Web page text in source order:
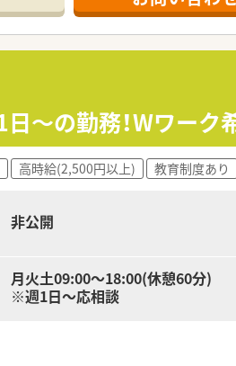
店舗を運営しております。
っしゃいます。
数の取り方や行政による薬局へ
～の勤務！Wワー
高時給(2,500円以上) 教育制度あり
非公開
月火土09:00～18:00(休憩60分)
※週1日～応相談